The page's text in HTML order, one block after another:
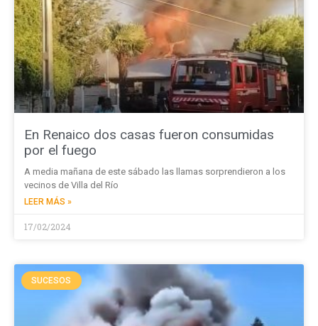
En Renaico dos casas fueron consumidas
por el fuego
A media mañana de este sábado las llamas sorprendieron a los
vecinos de Villa del Río
LEER MÁS »
17/02/2024
SUCESOS